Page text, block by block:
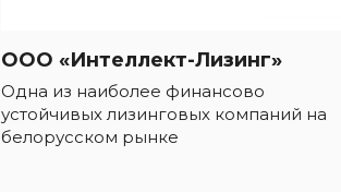
ООО «Интеллект-Лизинг»
Одна из наиболее финансово
устойчивых лизинговых компаний на
белорусском рынке